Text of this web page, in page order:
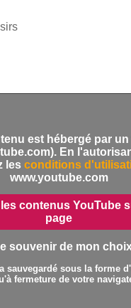
est hébergé par
En
les conditions
www.youtube.com
contenus YouTube
page
souvenir de mon
sauvegardé sous la forme
fermeture de votre